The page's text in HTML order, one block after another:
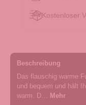
Kostenloser
Beschreibung
Das flauschig warme
und bequem und hält
warm. D… Mehr